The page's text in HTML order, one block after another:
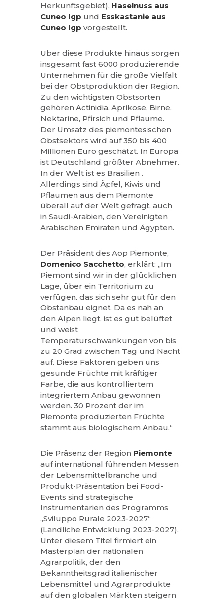
Herkunftsgebiet), Haselnuss aus
Cuneo Igp und Esskastanie aus
Cuneo Igp vorgestellt.
Über diese Produkte hinaus sorgen
insgesamt fast 6000 produzierende
Unternehmen für die große Vielfalt
bei der Obstproduktion der Region.
Zu den wichtigsten Obstsorten
gehören Actinidia, Aprikose, Birne,
Nektarine, Pfirsich und Pflaume.
Der Umsatz des piemontesischen
Obstsektors wird auf 350 bis 400
Millionen Euro geschätzt. In Europa
ist Deutschland größter Abnehmer.
In der Welt ist es Brasilien .
Allerdings sind Äpfel, Kiwis und
Pflaumen aus dem Piemonte
überall auf der Welt gefragt, auch
in Saudi-Arabien, den Vereinigten
Arabischen Emiraten und Ägypten.
Der Präsident des Aop Piemonte,
Domenico Sacchetto, erklärt: „Im
Piemont sind wir in der glücklichen
Lage, über ein Territorium zu
verfügen, das sich sehr gut für den
Obstanbau eignet. Da es nah an
den Alpen liegt, ist es gut belüftet
und weist
Temperaturschwankungen von bis
zu 20 Grad zwischen Tag und Nacht
auf. Diese Faktoren geben uns
gesunde Früchte mit kräftiger
Farbe, die aus kontrolliertem
integriertem Anbau gewonnen
werden. 30 Prozent der im
Piemonte produzierten Früchte
stammt aus biologischem Anbau.“
Die Präsenz der Region Piemonte
auf international führenden Messen
der Lebensmittelbranche und
Produkt-Präsentation bei Food-
Events sind strategische
Instrumentarien des Programms
„Sviluppo Rurale 2023-2027“
(Ländliche Entwicklung 2023-2027).
Unter diesem Titel firmiert ein
Masterplan der nationalen
Agrarpolitik, der den
Bekanntheitsgrad italienischer
Lebensmittel und Agrarprodukte
auf den globalen Märkten steigern